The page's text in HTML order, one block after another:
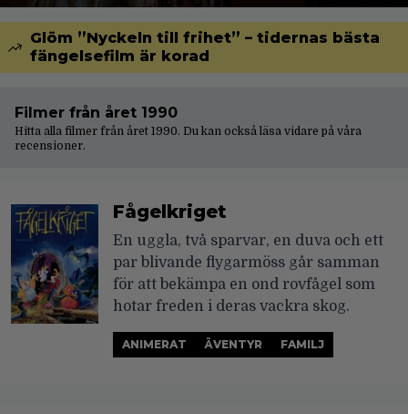
Glöm ”Nyckeln till frihet” – tidernas bästa
fängelsefilm är korad
Filmer från året 1990
Hitta alla filmer från året 1990. Du kan också läsa vidare på våra
recensioner.
Fågelkriget
En uggla, två sparvar, en duva och ett
par blivande flygarmöss går samman
för att bekämpa en ond rovfågel som
hotar freden i deras vackra skog.
ANIMERAT ÄVENTYR FAMILJ